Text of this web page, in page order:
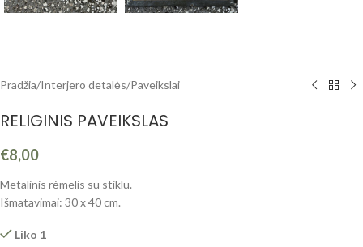
Pradžia/Interjero detalės/Paveikslai
RELIGINIS PAVEIKSLAS
€8,00
Metalinis rėmelis su stiklu.
Išmatavimai: 30 x 40 cm.
Liko 1